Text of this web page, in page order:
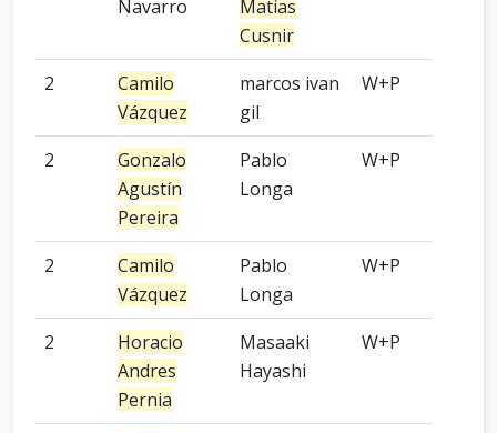
Navarro
Matias
Cusnir
2
Camilo
Vázquez
marcos ivan
gil
W+P
2
Gonzalo
Agustín
Pereira
Pablo
Longa
W+P
2
Camilo
Vázquez
Pablo
Longa
W+P
2
Horacio
Andres
Pernia
Masaaki
Hayashi
W+P